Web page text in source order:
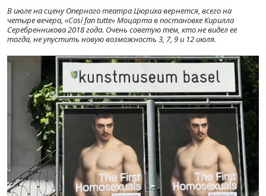
В июле на сцену Оперного театра Цюриха вернется, всего на
четыре вечера, «Cosí fan tutte» Моцарта в постановке Кирилла
Серебренникова 2018 года. Очень советую тем, кто не видел ее
тогда, не упустить новую возможность 3, 7, 9 и 12 июля.